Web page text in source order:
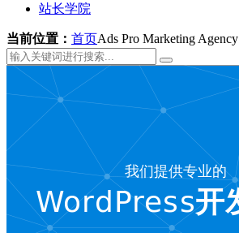
站长学院
当前位置： 首页Ads Pro Marketing Agency